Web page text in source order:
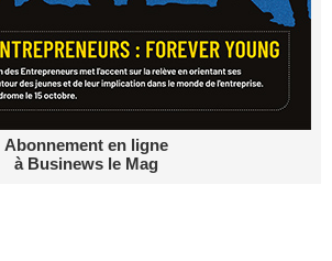
Abonnement en ligne
à Businews le Mag